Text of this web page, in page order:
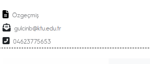
Özgeçmiş
gulcinb
04623775653